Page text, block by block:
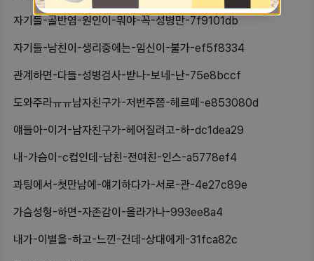
자기들-골반염-원인이-뭐야-꼭-성병만-7f9101db
자기들-남친이-생리중에는-임신이-불가-ef5f8334
관계하면-다들-성병검사-받나-보네-난-75e8bccf
도와주라ㅠㅠ남자친구가-저번주쯤-헤르페-e853080d
얘들아-이거-남자친구가-헤어질려고-하-dc1dea29
내-가슴이-c컵인데-남친-전여친-인스-a5778ef4
과팅에서-첫만남에-얘기하다가-서로-관-4e27c89e
가슴성형-하면-자존감이-올라가나-993ee8a4
내가-이별을-하고-느낀-건데-상대에게-31fca82c